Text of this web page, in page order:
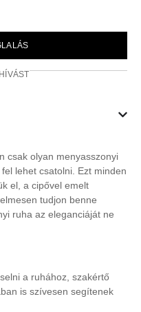
csak olyan menyasszonyi
lehet csatolni. Ezt minden
el, a cipővel emelt
tudjon benne
ruha az eleganciáját ne
a ruhához, szakértő
is szívesen segítenek